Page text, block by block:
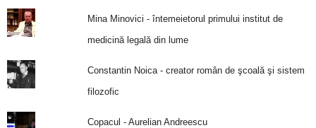
Mina Minovici - întemeietorul primului institut de
medicină legală din lume
Constantin Noica - creator român de şcoală şi sistem
filozofic
Copacul - Aurelian Andreescu